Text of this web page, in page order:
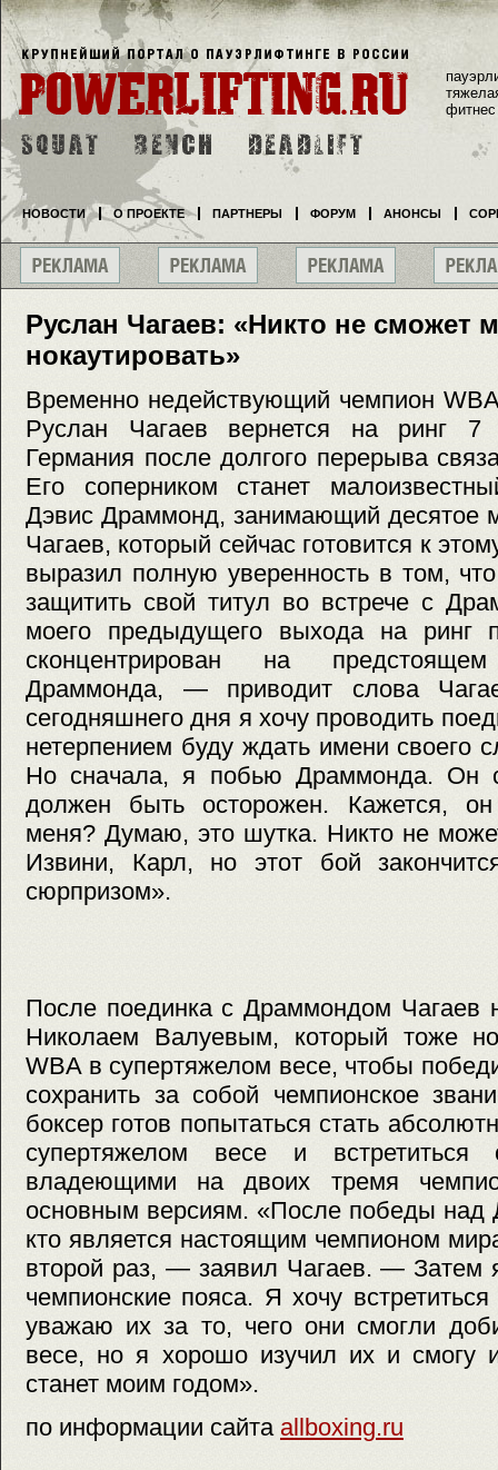
Руслан Чагаев: «Никто не сможет
нокаутировать»
Временно недействующий чемпион
Руслан Чагаев вернется на ринг
Германия после долгого перерыва
Его соперником станет
Дэвис Драммонд, занимающий десятое
Чагаев, который сейчас готовится к
выразил полную уверенность в том,
защитить свой титул во встрече с
моего предыдущего выхода на
сконцентрирован на
Драммонда, — приводит слова
сегодняшнего дня я хочу проводить
нетерпением буду ждать имени своего
Но сначала, я побью Драммонда. Он
должен быть осторожен. Кажется, он
меня? Думаю, это шутка. Никто не
Извини, Карл, но этот бой
сюрпризом».
После поединка с Драммондом Чагаев
Николаем Валуевым, который тоже
WBA в супертяжелом весе, чтобы
сохранить за собой чемпионское
боксер готов попытаться стать
супертяжелом весе и
владеющими на двоих тремя
основным версиям. «После победы над
кто является настоящим чемпионом
второй раз, — заявил Чагаев. — Затем
чемпионские пояса. Я хочу
уважаю их за то, чего они смогли
весе, но я хорошо изучил их и смогу
станет моим годом».
по информации сайта allboxing.ru
фитнес
НОВОСТИ О ПРОЕКТЕ ПАРТНЕРЫ ФОРУМ АНОНСЫ